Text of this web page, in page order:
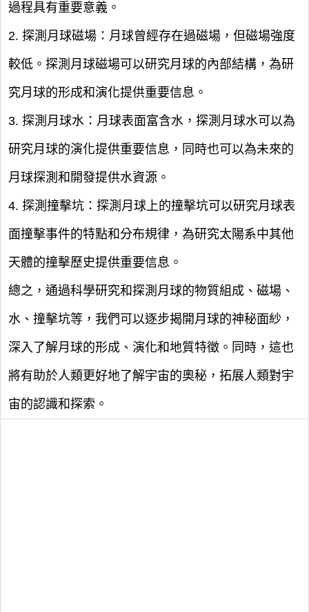
過程具有重要意義。
2. 探測月球磁場：月球曾經存在過磁場，但磁場強度
較低。探測月球磁場可以研究月球的內部結構，為研
究月球的形成和演化提供重要信息。
3. 探測月球水：月球表面富含水，探測月球水可以為
研究月球的演化提供重要信息，同時也可以為未來的
月球探測和開發提供水資源。
4. 探測撞擊坑：探測月球上的撞擊坑可以研究月球表
面撞擊事件的特點和分布規律，為研究太陽系中其他
天體的撞擊歷史提供重要信息。
總之，通過科學研究和探測月球的物質組成、磁場、
水、撞擊坑等，我們可以逐步揭開月球的神秘面紗，
深入了解月球的形成、演化和地質特徵。同時，這也
將有助於人類更好地了解宇宙的奧秘，拓展人類對宇
宙的認識和探索。